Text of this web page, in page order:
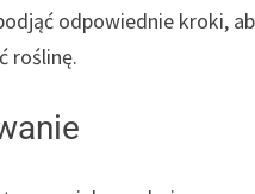
odpowiednie kroki,
roślinę.